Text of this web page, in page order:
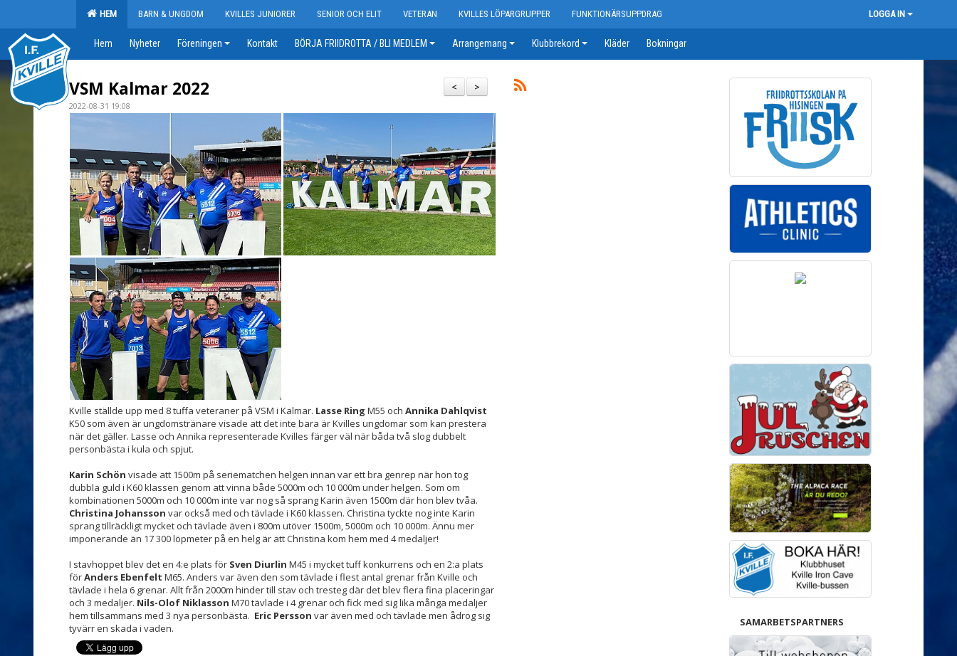
HEM BARN & UNGDOM KVILLES JUNIORER SENIOR OCH ELIT VETERAN KVILLES LÖPARGRUPPER FUNKTIONÄRSUPPDRAG LOGGA IN
Hem Nyheter Föreningen Kontakt BÖRJA FRIIDROTTA / BLI MEDLEM Arrangemang Klubbrekord Kläder Bokningar
>
<
VSM Kalmar 2022
2022-08-31 19:08
Kville ställde upp med 8 tuffa veteraner på VSM i Kalmar. Lasse Ring M55 och Annika Dahlqvist
K50 som även är ungdomstränare visade att det inte bara är Kvilles ungdomar som kan prestera
när det gäller. Lasse och Annika representerade Kvilles färger väl när båda två slog dubbelt
personbästa i kula och spjut.
Karin Schön visade att 1500m på seriematchen helgen innan var ett bra genrep när hon tog
dubbla guld i K60 klassen genom att vinna både 5000m och 10 000m under helgen. Som om
kombinationen 5000m och 10 000m inte var nog så sprang Karin även 1500m där hon blev tvåa.
Christina Johansson var också med och tävlade i K60 klassen. Christina tyckte nog inte Karin
sprang tillräckligt mycket och tävlade även i 800m utöver 1500m, 5000m och 10 000m. Ännu mer
imponerande än 17 300 löpmeter på en helg är att Christina kom hem med 4 medaljer!
I stavhoppet blev det en 4:e plats för Sven Diurlin M45 i mycket tuff konkurrens och en 2:a plats
förAnders Ebenfelt M65. Anders var även den som tävlade i flest antal grenar från Kville och
tävlade i hela 6 grenar. Allt från 2000m hinder till stav och tresteg där det blev flera fina placeringar
och 3 medaljer. Nils-Olof Niklasson M70 tävlade i 4 grenar och fick med sig lika många medaljer
hem tillsammans med 3 nya personbästa. Eric Persson var även med och tävlade men ådrog sig
tyvärr en skada i vaden.
SAMARBETSPARTNERS